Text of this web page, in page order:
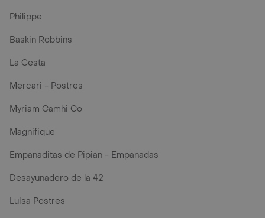
Philippe
Baskin Robbins
La Cesta
Mercari - Postres
Myriam Camhi Co
Magnifique
Empanaditas de Pipian - Empanadas
Desayunadero de la 42
Luisa Postres